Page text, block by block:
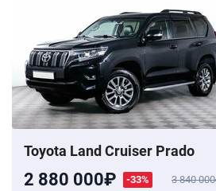
Toyota Land Cruiser Prado
2 880 000 -33% 3 840 000